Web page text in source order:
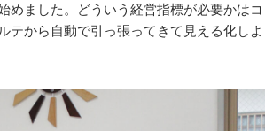
めました。どういう経営指標が必要かはコ
テから自動で引っ張ってきて見える化しよ